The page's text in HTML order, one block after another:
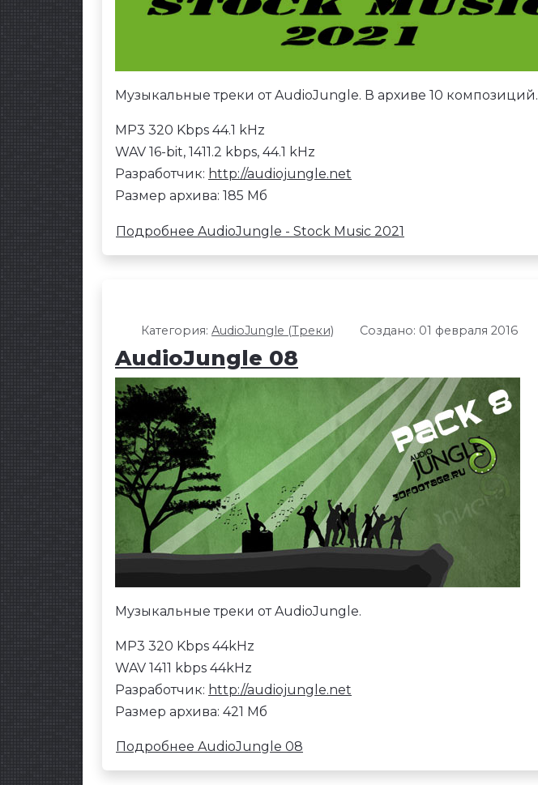
Музыкальные треки от AudioJungle. В архиве 10 композиций.
MP3 320 Kbps 44.1 kHz
WAV 16-bit, 1411.2 kbps, 44.1 kHz
Разработчик: http://audiojungle.net
Размер архива: 185 Мб
Подробнее AudioJungle - Stock Music 2021
Категория: AudioJungle (Треки) Создано: 01 февраля 2016
AudioJungle 08
Музыкальные треки от AudioJungle.
MP3 320 Kbps 44kHz
WAV 1411 kbps 44kHz
Разработчик: http://audiojungle.net
Размер архива: 421 Мб
Подробнее AudioJungle 08